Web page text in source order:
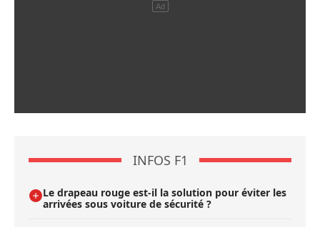
INFOS F1
Le drapeau rouge est-il la solution pour éviter les
arrivées sous voiture de sécurité ?